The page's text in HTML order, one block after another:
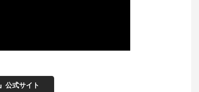
公式サイト